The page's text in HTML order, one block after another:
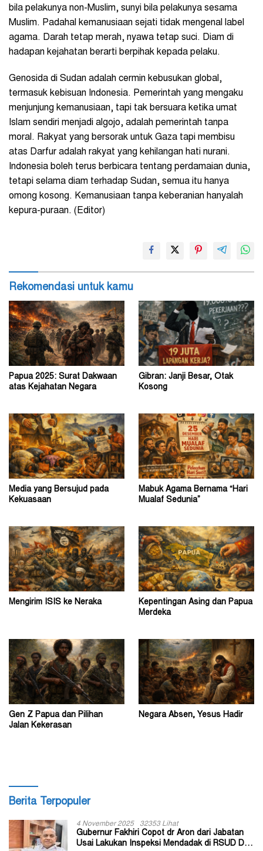
bila pelakunya non-Muslim, sunyi bila pelakunya sesama
Muslim. Padahal kemanusiaan sejati tidak mengenal label
agama. Darah tetap merah, nyawa tetap suci. Diam di
hadapan kejahatan berarti berpihak kepada pelaku.
Genosida di Sudan adalah cermin kebusukan global,
termasuk kebisuan Indonesia. Pemerintah yang mengaku
menjunjung kemanusiaan, tapi tak bersuara ketika umat
Islam sendiri menjadi algojo, adalah pemerintah tanpa
moral. Rakyat yang bersorak untuk Gaza tapi membisu
atas Darfur adalah rakyat yang kehilangan hati nurani.
Indonesia boleh terus berbicara tentang perdamaian dunia,
tetapi selama diam terhadap Sudan, semua itu hanya
omong kosong. Kemanusiaan tanpa keberanian hanyalah
kepura-puraan. (Editor)
Rekomendasi untuk kamu
Papua 2025: Surat Dakwaan
atas Kejahatan Negara
Gibran: Janji Besar, Otak
Kosong
Media yang Bersujud pada
Kekuasaan
Mabuk Agama Bernama “Hari
Mualaf Sedunia”
Mengirim ISIS ke Neraka
Kepentingan Asing dan Papua
Merdeka
Gen Z Papua dan Pilihan
Jalan Kekerasan
Negara Absen, Yesus Hadir
Berita Terpopuler
4 November 2025 32353 Lihat
Gubernur Fakhiri Copot dr Aron dari Jabatan
Usai Lakukan Inspeksi Mendadak di RSUD Dok